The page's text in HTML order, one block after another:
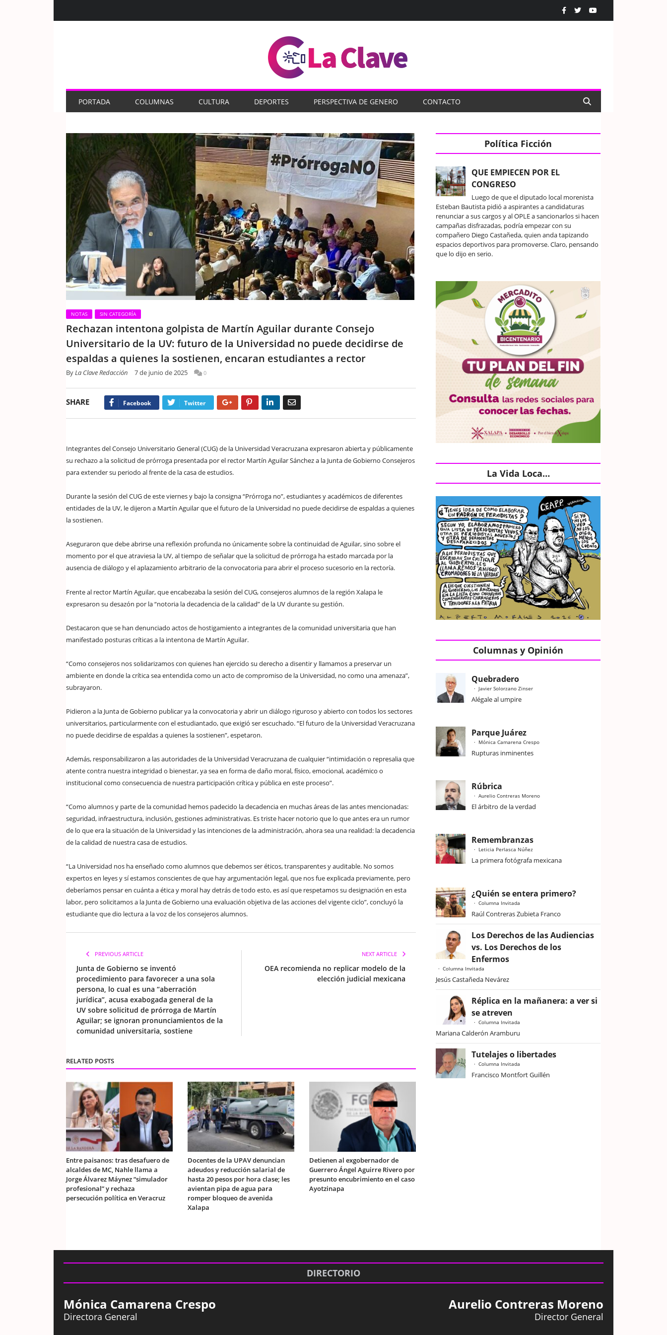
PORTADA COLUMNAS CULTURA DEPORTES PERSPECTIVA DE GENERO CONTACTO
NOTAS SIN CATEGORÍA
Rechazan intentona golpista de Martín Aguilar durante Consejo
Universitario de la UV: futuro de la Universidad no puede decidirse de
espaldas a quienes la sostienen, encaran estudiantes a rector
ByLa Clave Redacción 7 de junio de 2025 0
SHARE Facebook Twitter Google+ Pinterest LinkedIn
Integrantes del Consejo Universitario General (CUG) de la Universidad Veracruzana expresaron abierta y públicamente
su rechazo a la solicitud de prórroga presentada por el rector Martín Aguilar Sánchez a la Junta de Gobierno Consejeros
para extender su periodo al frente de la casa de estudios.
Durante la sesión del CUG de este viernes y bajo la consigna “Prórroga no”, estudiantes y académicos de diferentes
entidades de la UV, le dijeron a Martín Aguilar que el futuro de la Universidad no puede decidirse de espaldas a quienes
la sostienen.
Aseguraron que debe abrirse una reflexión profunda no únicamente sobre la continuidad de Aguilar, sino sobre el
momento por el que atraviesa la UV, al tiempo de señalar que la solicitud de prórroga ha estado marcada por la
ausencia de diálogo y el aplazamiento arbitrario de la convocatoria para abrir el proceso sucesorio en la rectoría.
Frente al rector Martín Aguilar, que encabezaba la sesión del CUG, consejeros alumnos de la región Xalapa le
expresaron su desazón por la “notoria la decadencia de la calidad” de la UV durante su gestión.
Destacaron que se han denunciado actos de hostigamiento a integrantes de la comunidad universitaria que han
manifestado posturas críticas a la intentona de Martín Aguilar.
“Como consejeros nos solidarizamos con quienes han ejercido su derecho a disentir y llamamos a preservar un
ambiente en donde la crítica sea entendida como un acto de compromiso de la Universidad, no como una amenaza”,
subrayaron.
Pidieron a la Junta de Gobierno publicar ya la convocatoria y abrir un diálogo riguroso y abierto con todos los sectores
universitarios, particularmente con el estudiantado, que exigió ser escuchado. “El futuro de la Universidad Veracruzana
no puede decidirse de espaldas a quienes la sostienen”, espetaron.
Además, responsabilizaron a las autoridades de la Universidad Veracruzana de cualquier “intimidación o represalia que
atente contra nuestra integridad o bienestar, ya sea en forma de daño moral, físico, emocional, académico o
institucional como consecuencia de nuestra participación crítica y pública en este proceso”.
“Como alumnos y parte de la comunidad hemos padecido la decadencia en muchas áreas de las antes mencionadas:
seguridad, infraestructura, inclusión, gestiones administrativas. Es triste hacer notorio que lo que antes era un rumor
de lo que era la situación de la Universidad y las intenciones de la administración, ahora sea una realidad: la decadencia
de la calidad de nuestra casa de estudios.
“La Universidad nos ha enseñado como alumnos que debemos ser éticos, transparentes y auditable. No somos
expertos en leyes y sí estamos conscientes de que hay argumentación legal, que nos fue explicada previamente, pero
deberíamos pensar en cuánta a ética y moral hay detrás de todo esto, es así que respetamos su designación en esta
labor, pero solicitamos a la Junta de Gobierno una evaluación objetiva de las acciones del vigente ciclo”, concluyó la
estudiante que dio lectura a la voz de los consejeros alumnos.
PREVIOUS ARTICLE
Junta de Gobierno se inventó
procedimiento para favorecer a una sola
persona, lo cual es una “aberración
jurídica”, acusa exabogada general de la
UV sobre solicitud de prórroga de Martín
Aguilar; se ignoran pronunciamientos de la
comunidad universitaria, sostiene
NEXT ARTICLE
OEA recomienda no replicar modelo de la
elección judicial mexicana
RELATED POSTS
Entre paisanos: tras desafuero de
alcaldes de MC, Nahle llama a
Jorge Álvarez Máynez “simulador
profesional” y rechaza
persecución política en Veracruz
Docentes de la UPAV denuncian
adeudos y reducción salarial de
hasta 20 pesos por hora clase; les
avientan pipa de agua para
romper bloqueo de avenida
Xalapa
Detienen al exgobernador de
Guerrero Ángel Aguirre Rivero por
presunto encubrimiento en el caso
Ayotzinapa
Política Ficción
QUE EMPIECEN POR EL
CONGRESO
Luego de que el diputado local morenista
Esteban Bautista pidió a aspirantes a candidaturas
renunciar a sus cargos y al OPLE a sancionarlos si hacen
campañas disfrazadas, podría empezar con su
compañero Diego Castañeda, quien anda tapizando
espacios deportivos para promoverse. Claro, pensando
que lo dijo en serio.
La Vida Loca…
Columnas y Opinión
Quebradero
Javier Solorzano Zinser
Alégale al umpire
Parque Juárez
Mónica Camarena Crespo
Rupturas inminentes
Rúbrica
Aurelio Contreras Moreno
El árbitro de la verdad
Remembranzas
Leticia Perlasca Núñez
La primera fotógrafa mexicana
¿Quién se entera primero?
Columna Invitada
Raúl Contreras Zubieta Franco
Los Derechos de las Audiencias
vs. Los Derechos de los
Enfermos
Columna Invitada
Jesús Castañeda Nevárez
Réplica en la mañanera: a ver si
se atreven
Columna Invitada
Mariana Calderón Aramburu
Tutelajes o libertades
Columna Invitada
Francisco Montfort Guillén
DIRECTORIO
Mónica Camarena Crespo
Directora General
Aurelio Contreras Moreno
Director General